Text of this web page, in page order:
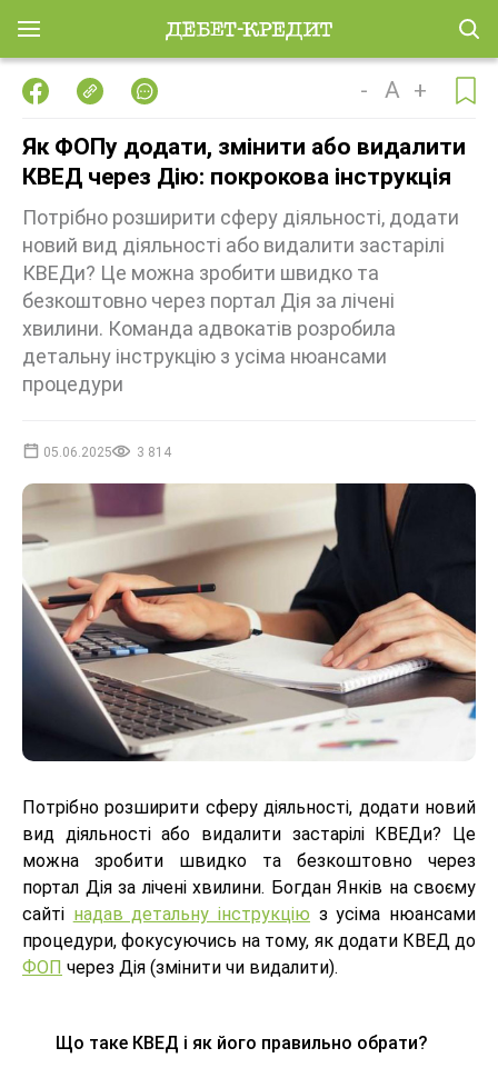
- A +
Як ФОПу додати, змінити або видалити
КВЕД через Дію: покрокова інструкція
Потрібно розширити сферу діяльності, додати
новий вид діяльності або видалити застарілі
КВЕДи? Це можна зробити швидко та
безкоштовно через портал Дія за лічені
хвилини. Команда адвокатів розробила
детальну інструкцію з усіма нюансами
процедури
05.06.2025 3 814
Потрібно розширити сферу діяльності, додати новий
вид діяльності або видалити застарілі КВЕДи? Це
можна зробити швидко та безкоштовно через
портал Дія за лічені хвилини. Богдан Янків на своєму
сайті надав детальну інструкцію з усіма нюансами
процедури, фокусуючись на тому, як додати КВЕД до
ФОП через Дія (змінити чи видалити).
Що таке КВЕД і як його правильно обрати?